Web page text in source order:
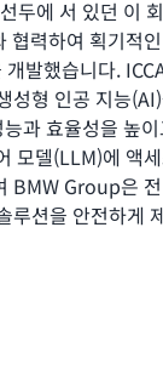
두에 서 있던 이
력하여 획기적
발했습니다.
성형 인공 지능
과 효율성을 높
모델(LLM)에 액
BMW Group은
루션을 안전하게